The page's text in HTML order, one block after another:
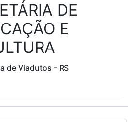
DE
E
de Viadutos - RS